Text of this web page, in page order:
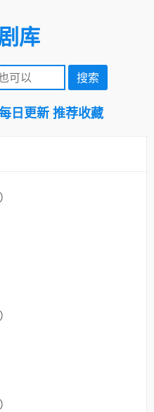
库
日更新 推荐收藏